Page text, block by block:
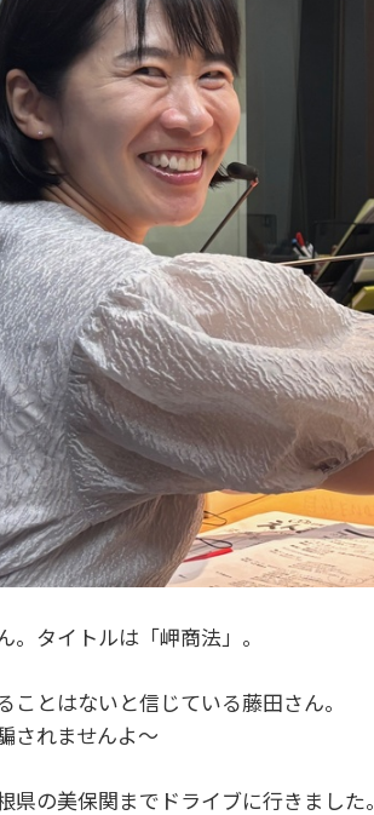
タイトルは「岬商法」。
ことはないと信じている藤田さん。
されませんよ～
県の美保関までドライブに行きました。